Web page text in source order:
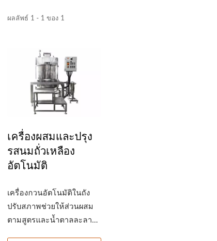
ผลลัพธ์ 1 - 1 ของ 1
เครื่องผสมและปรุง
รสนมถั่วเหลือง
อัตโนมัติ
เครื่องกวนอัตโนมัติในถัง
ปรับสภาพช่วยให้ส่วนผสม
ตามสูตรและน้ำตาลละลาย